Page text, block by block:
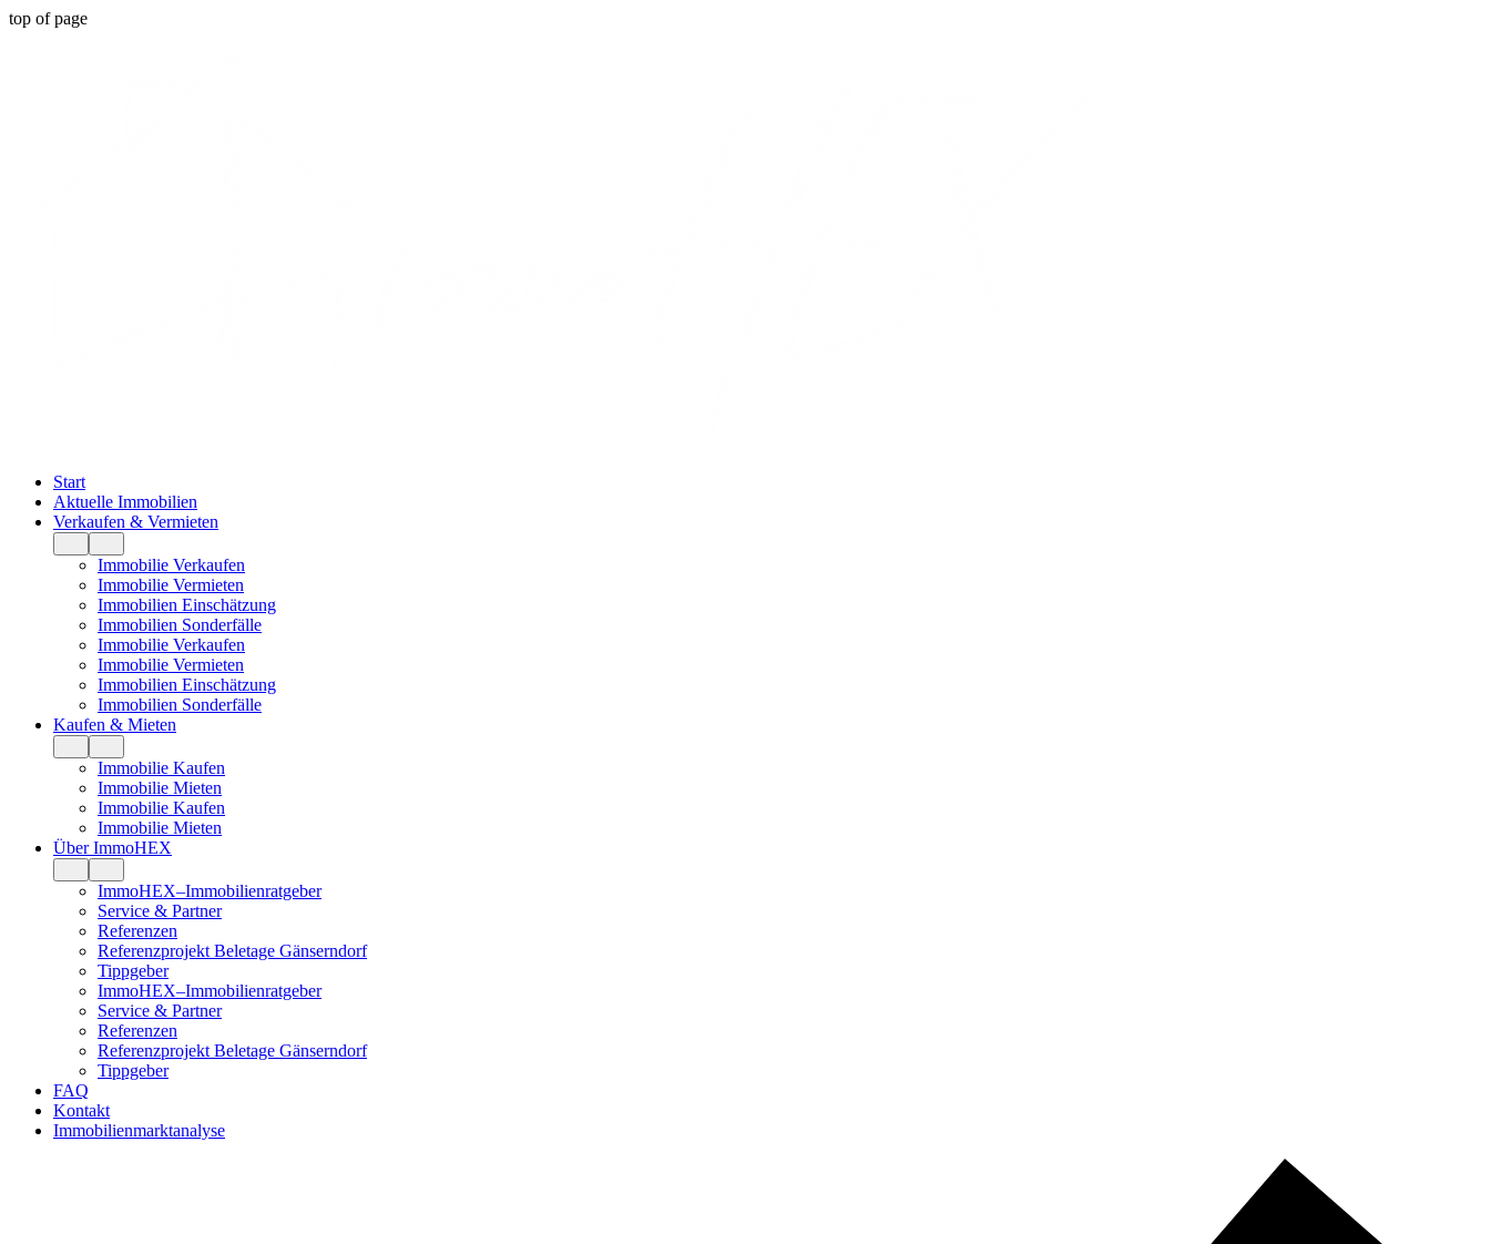
top of page
Start
Aktuelle Immobilien
Verkaufen & Vermieten
Immobilie Verkaufen
Immobilie Vermieten
Immobilien Einschätzung
Immobilien Sonderfälle
Immobilie Verkaufen
Immobilie Vermieten
Immobilien Einschätzung
Immobilien Sonderfälle
Kaufen & Mieten
Immobilie Kaufen
Immobilie Mieten
Immobilie Kaufen
Immobilie Mieten
Über ImmoHEX
ImmoHEX–Immobilienratgeber
Service & Partner
Referenzen
Referenzprojekt Beletage Gänserndorf
Tippgeber
ImmoHEX–Immobilienratgeber
Service & Partner
Referenzen
Referenzprojekt Beletage Gänserndorf
Tippgeber
FAQ
Kontakt
Immobilienmarktanalyse